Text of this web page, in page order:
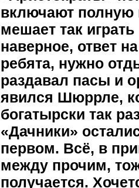
включают полную
мешает так
наверное, ответ
ребята, нужно
раздавал пасы и
явился Шюррле,
богатырски так
«Дачники»
первом. Всё, в
между прочим,
получается.